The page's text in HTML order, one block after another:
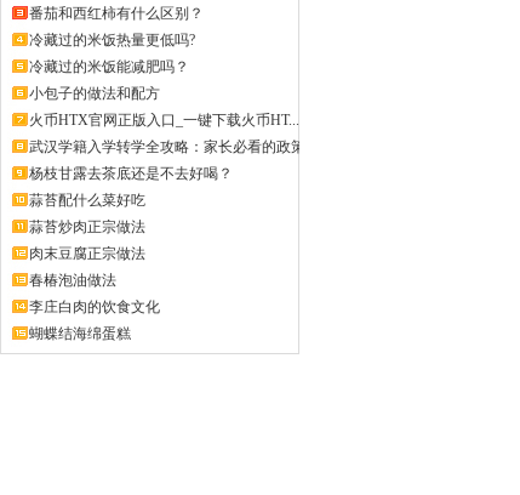
番茄和西红柿有什么区别？
冷藏过的米饭热量更低吗?
冷藏过的米饭能减肥吗？
小包子的做法和配方
火币HTX官网正版入口_一键下载火币HT...
武汉学籍入学转学全攻略：家长必看的政策
解...
杨枝甘露去茶底还是不去好喝？
蒜苔配什么菜好吃
蒜苔炒肉正宗做法
肉末豆腐正宗做法
春椿泡油做法
李庄白肉的饮食文化
蝴蝶结海绵蛋糕